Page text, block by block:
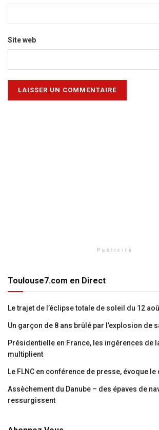
Site web
Publicité
Toulouse7.com en Direct
Le trajet de l’éclipse totale de soleil du 12
Un garçon de 8 ans brûlé par l’explosion de
Présidentielle en France, les ingérences de
multiplient
Le FLNC en conférence de presse, évoque
Assèchement du Danube – des épaves de
ressurgissent